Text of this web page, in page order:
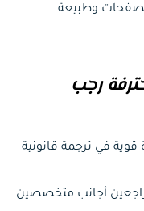
وطبيعة
رجب
ويتمتع بخبرة قوية في ترجمة قانونية
أجانب متخصصين